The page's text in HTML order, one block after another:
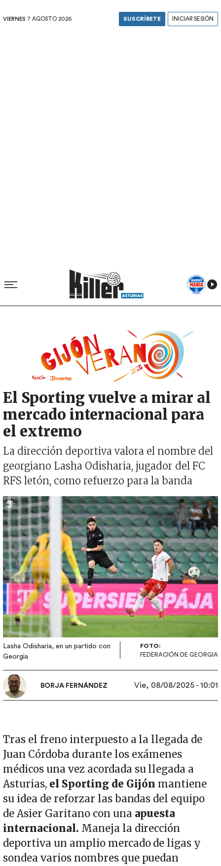
VIERNES 7 AGOSTO 2026 SUSCRÍBETE INICIAR SESIÓN
El Sporting vuelve a mirar al
mercado internacional para
el extremo
La dirección deportiva valora el nombre del
georgiano Lasha Odisharia, jugador del FC
RFS letón, como refuerzo para la banda
Imagen
Lasha Odisharia, en un partido con
Georgia
FOTO:
FEDERACIÓN DE GEORGIA
BORJA FERNÁNDEZ Vie, 08/08/2025 - 10:01
Tras el freno interpuesto a la llegada de
Juan Córdoba durante los exámenes
médicos una vez acordada su llegada a
Asturias, el Sporting de Gijón mantiene
su idea de reforzar las bandas del equipo
de Asier Garitano con una apuesta
internacional. Maneja la dirección
deportiva un amplio mercado de ligas y
sondea varios nombres que puedan